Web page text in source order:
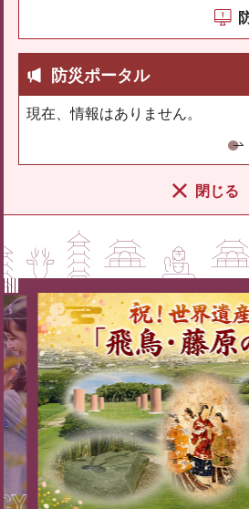
防災ポータル
現在、情報はありません。
閉じる